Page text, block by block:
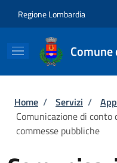
Regione Lombardia
Comune
Briciole di
Home / Servizi /
Comunicazione di
commesse pubbliche